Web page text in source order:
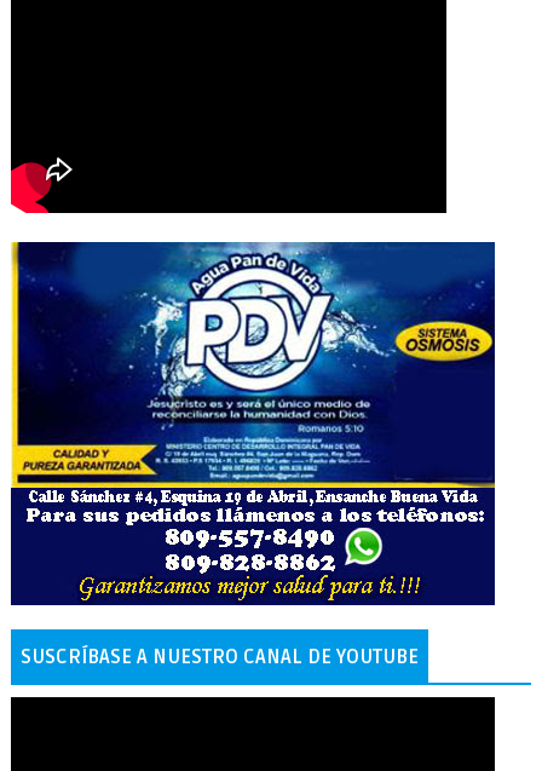
SUSCRÍBASE A NUESTRO CANAL DE YOUTUBE